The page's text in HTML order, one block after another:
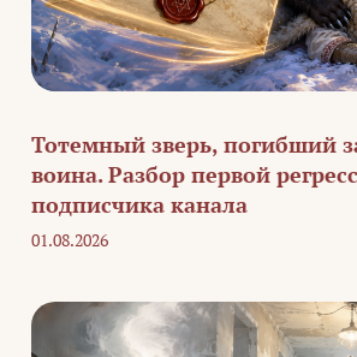
Тотемный зверь, погибший
воина. Разбор первой
подписчика канала
01.08.2026